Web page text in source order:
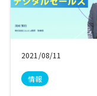
2021/08/11
情報